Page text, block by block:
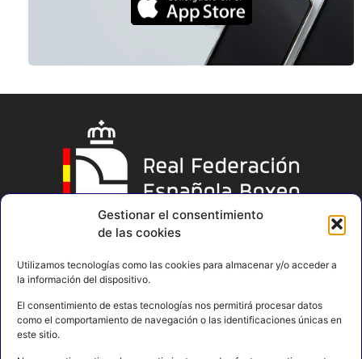
Gestionar el consentimiento
de las cookies
Utilizamos tecnologías como las cookies para almacenar y/o acceder a
la información del dispositivo.
El consentimiento de estas tecnologías nos permitirá procesar datos
como el comportamiento de navegación o las identificaciones únicas en
este sitio.